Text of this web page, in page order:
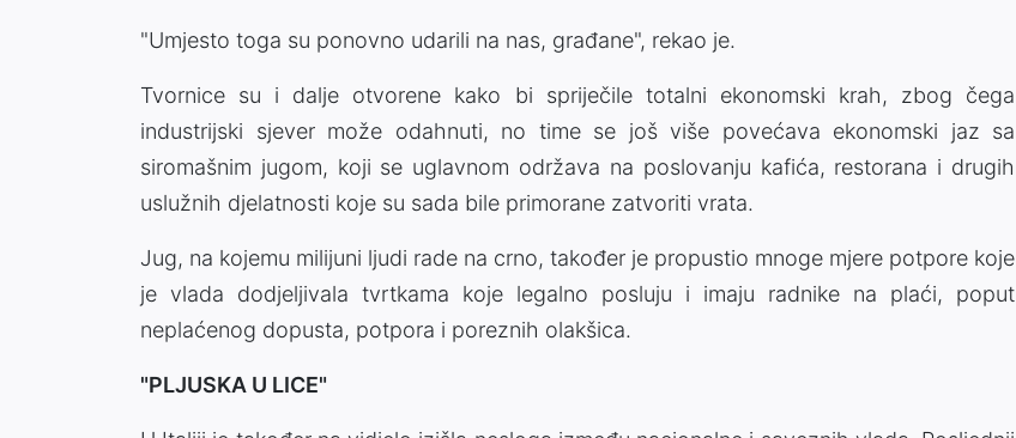
"Umjesto toga su ponovno udarili na nas, građane", rekao je.
Tvornice su i dalje otvorene kako bi spriječile totalni ekonomski krah, zbog čega
industrijski sjever može odahnuti, no time se još više povećava ekonomski jaz sa
siromašnim jugom, koji se uglavnom održava na poslovanju kafića, restorana i drugih
uslužnih djelatnosti koje su sada bile primorane zatvoriti vrata.
Jug, na kojemu milijuni ljudi rade na crno, također je propustio mnoge mjere potpore koje
je vlada dodjeljivala tvrtkama koje legalno posluju i imaju radnike na plaći, poput
neplaćenog dopusta, potpora i poreznih olakšica.
"PLJUSKA U LICE"